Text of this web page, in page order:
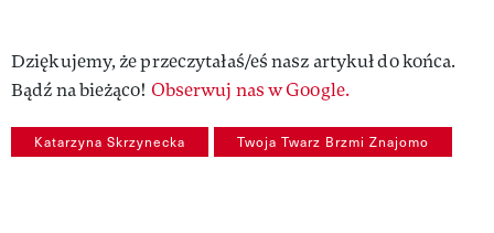
Dziękujemy, że przeczytałaś/eś nasz artykuł do końca.
Bądź na bieżąco! Obserwuj nas w Google.
Katarzyna Skrzynecka Twoja Twarz Brzmi Znajomo